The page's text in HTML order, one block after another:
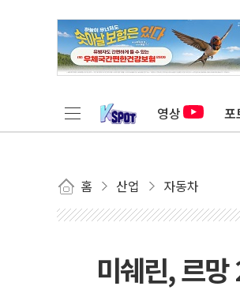
영상 포
홈 산업 자동차
미쉐린, 르